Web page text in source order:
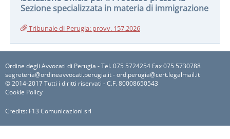
Sezione specializzata in materia di immigrazione
Tribunale di Perugia: provv. 157.2026
Ordine degli Avvocati di Perugia - Tel. 075 5724254 Fax 075 5730788
segreteria@ordineavvocati.perugia.it - ord.perugia@cert.legalmail.it
© 2014-2017 Tutti i diritti riservati - C.F. 80008650543
Cookie Policy
Credits: F13 Comunicazioni srl